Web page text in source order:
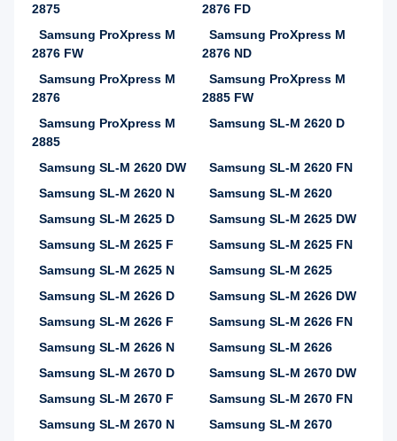
2875
2876 FD
Samsung ProXpress M
2876 FW
Samsung ProXpress M
2876 ND
Samsung ProXpress M
2876
Samsung ProXpress M
2885 FW
Samsung ProXpress M
2885
Samsung SL-M 2620 D
Samsung SL-M 2620 DW
Samsung SL-M 2620 FN
Samsung SL-M 2620 N
Samsung SL-M 2620
Samsung SL-M 2625 D
Samsung SL-M 2625 DW
Samsung SL-M 2625 F
Samsung SL-M 2625 FN
Samsung SL-M 2625 N
Samsung SL-M 2625
Samsung SL-M 2626 D
Samsung SL-M 2626 DW
Samsung SL-M 2626 F
Samsung SL-M 2626 FN
Samsung SL-M 2626 N
Samsung SL-M 2626
Samsung SL-M 2670 D
Samsung SL-M 2670 DW
Samsung SL-M 2670 F
Samsung SL-M 2670 FN
Samsung SL-M 2670 N
Samsung SL-M 2670